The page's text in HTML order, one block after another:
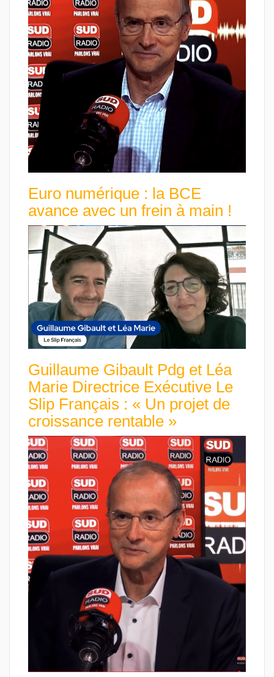
Euro numérique : la BCE
avance avec un frein à main !
Guillaume Gibault Pdg et Léa
Marie Directrice Exécutive Le
Slip Français : « Un projet de
croissance rentable »